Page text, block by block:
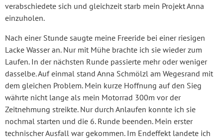
verabschiedete sich und gleichzeit starb mein Projekt Anna
einzuholen.
Nach einer Stunde saugte meine Freeride bei einer riesigen
Lacke Wasser an. Nur mit Mühe brachte ich sie wieder zum
Laufen. In der nächsten Runde passierte mehr oder weniger
dasselbe. Auf einmal stand Anna Schmölzl am Wegesrand mit
dem gleichen Problem. Mein kurze Hoffnung auf den Sieg
währte nicht lange als mein Motorrad 300m vor der
Zeitnehmung streikte. Nur durch Anlaufen konnte ich sie
nochmal starten und die 6. Runde beenden. Mein erster
technischer Ausfall war gekommen. Im Endeffekt landete ich